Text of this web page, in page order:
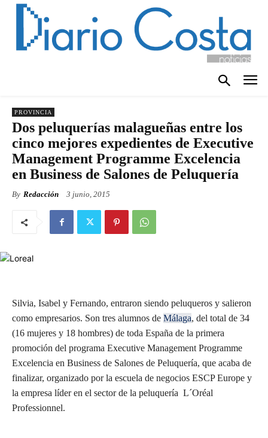
PROVINCIA
Dos peluquerías malagueñas entre los
cinco mejores expedientes de Executive
Management Programme Excelencia
en Business de Salones de Peluquería
By Redacción 3 junio, 2015
Silvia, Isabel y Fernando, entraron siendo peluqueros y salieron
como empresarios. Son tres alumnos de Málaga, del total de 34
(16 mujeres y 18 hombres) de toda España de la primera
promoción del programa Executive Management Programme
Excelencia en Business de Salones de Peluquería, que acaba de
finalizar, organizado por la escuela de negocios ESCP Europe y
la empresa líder en el sector de la peluquería L´Oréal
Professionnel.